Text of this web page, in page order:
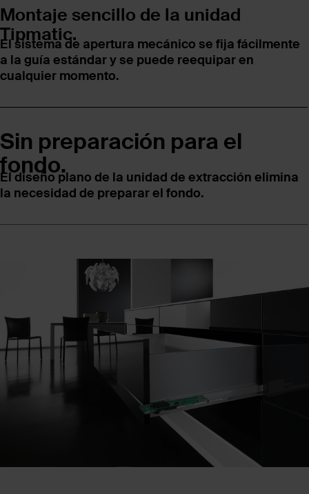
Montaje sencillo de la unidad
Tipmatic.
El sistema de apertura mecánico se fija fácilmente
a la guía estándar y se puede reequipar en
cualquier momento.
Sin preparación para el
fondo.
El diseño plano de la unidad de extracción elimina
la necesidad de preparar el fondo.